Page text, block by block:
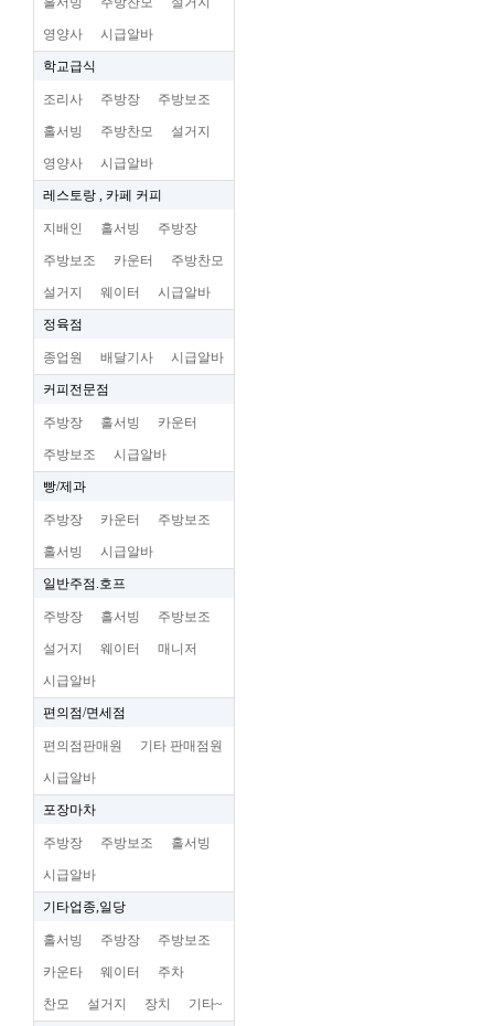
영양사 시급알바
학교급식
조리사 주방장 주방보조
홀서빙 주방찬모 설거지
영양사 시급알바
레스토랑 , 카페 커피
지배인 홀서빙 주방장
주방보조 카운터 주방찬모
설거지 웨이터 시급알바
정육점
종업원 배달기사 시급알바
커피전문점
주방장 홀서빙 카운터
주방보조 시급알바
빵/제과
주방장 카운터 주방보조
홀서빙 시급알바
일반주점.호프
주방장 홀서빙 주방보조
설거지 웨이터 매니저
시급알바
편의점/면세점
편의점판매원 기타 판매점원
시급알바
포장마차
주방장 주방보조 홀서빙
시급알바
기타업종,일당
홀서빙 주방장 주방보조
카운타 웨이터 주차
찬모 설거지 장치 기타~